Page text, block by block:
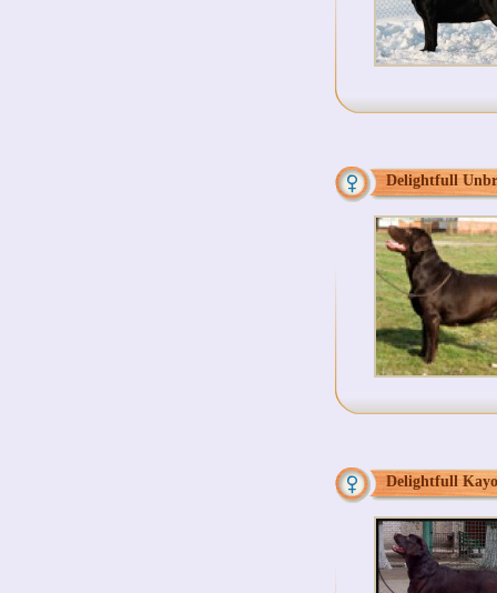
Delightfull
Delightfull Kayo